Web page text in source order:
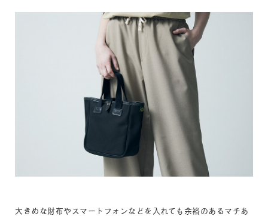
大きめな財布やスマートフォンなどを入れても余裕のあるマチあ